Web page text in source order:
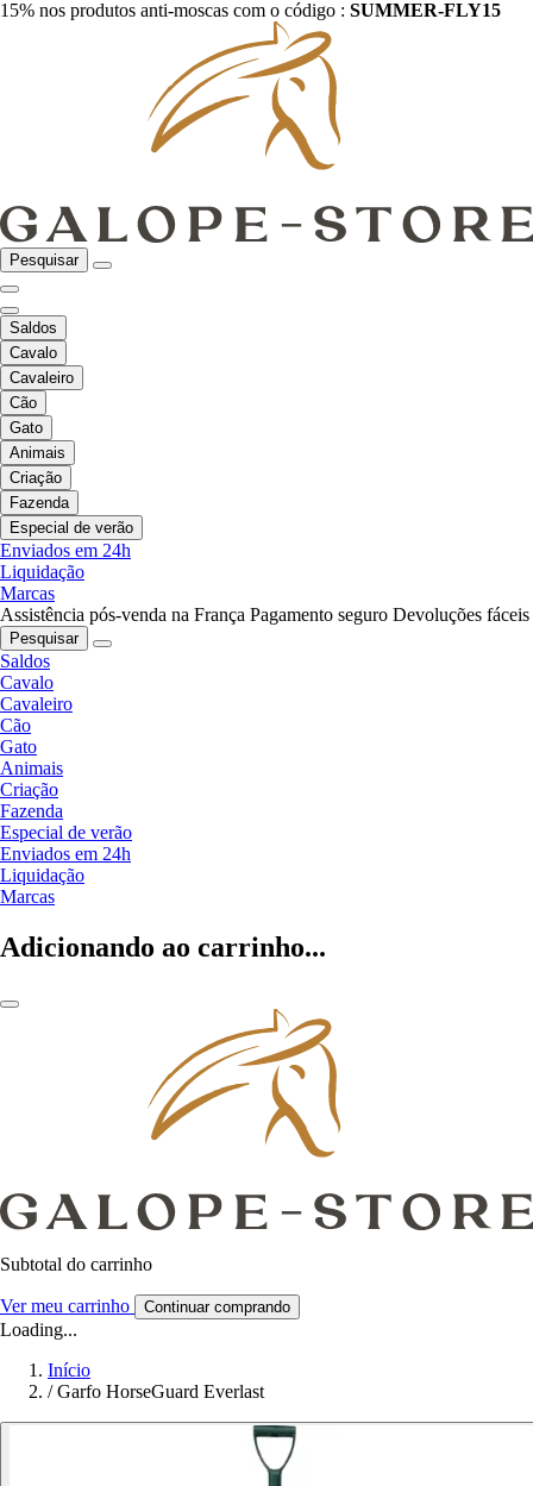
15% nos produtos anti-moscas com o código : SUMMER-FLY15
Pesquisar
Saldos
Cavalo
Cavaleiro
Cão
Gato
Animais
Criação
Fazenda
Especial de verão
Enviados em 24h
Liquidação
Marcas
Assistência pós-venda na França Pagamento seguro Devoluções fáceis
Pesquisar
Saldos
Cavalo
Cavaleiro
Cão
Gato
Animais
Criação
Fazenda
Especial de verão
Enviados em 24h
Liquidação
Marcas
Adicionando ao carrinho...
Subtotal do carrinho
Ver meu carrinho Continuar comprando
Loading...
Início
/ Garfo HorseGuard Everlast